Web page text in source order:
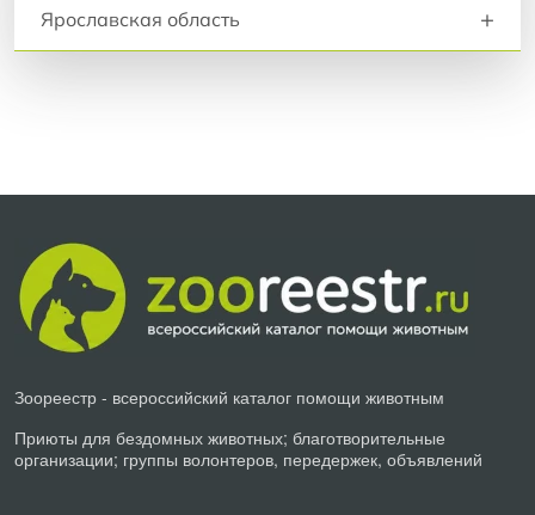
Ярославская область +
Зоореестр - всероссийский каталог помощи животным
Приюты для бездомных животных; благотворительные
организации; группы волонтеров, передержек, объявлений